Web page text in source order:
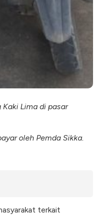
Lima di pasar
oleh Pemda Sikka.
terkait